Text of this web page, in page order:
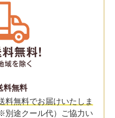
料無料
料無料でお届けいたしま
別途クール代）ご協力い